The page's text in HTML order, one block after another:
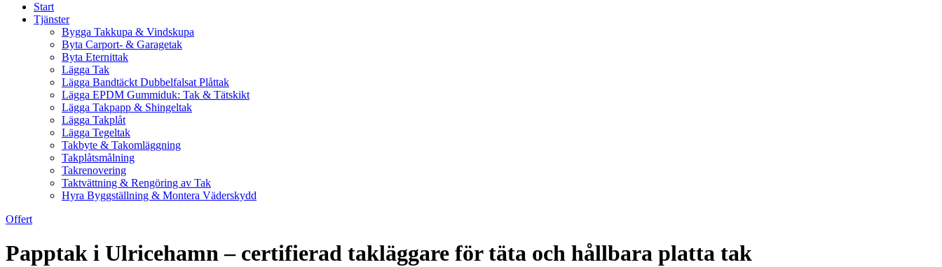
Start
Tjänster
Bygga Takkupa & Vindskupa
Byta Carport- & Garagetak
Byta Eternittak
Lägga Tak
Lägga Bandtäckt Dubbelfalsat Plåttak
Lägga EPDM Gummiduk: Tak & Tätskikt
Lägga Takpapp & Shingeltak
Lägga Takplåt
Lägga Tegeltak
Takbyte & Takomläggning
Takplåtsmålning
Takrenovering
Taktvättning & Rengöring av Tak
Hyra Byggställning & Montera Väderskydd
Offert
Papptak i Ulricehamn – certifierad takläggare för täta och hållbara platta tak